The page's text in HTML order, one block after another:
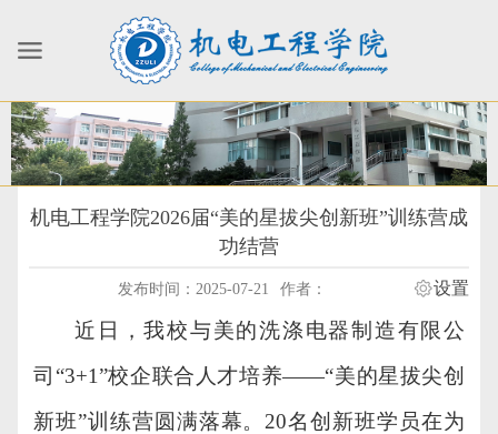
机电工程学院2026届“美的星拔尖创新班”训练营成
功结营
发布时间：2025-07-21 作者： 设置
近日，我校与美的洗涤电器制造有限公
司 “3+1”校企联合人才培养——“美的星拔尖创
新班”训练营圆满落幕。 20名创新班学员在为